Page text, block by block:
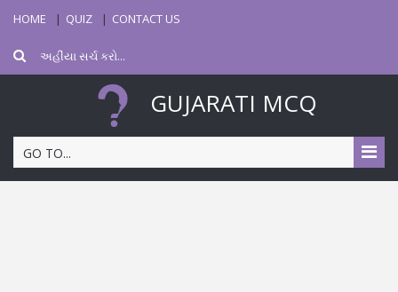
HOME QUIZ CONTACT US
GUJARATI MCQ
GO TO...